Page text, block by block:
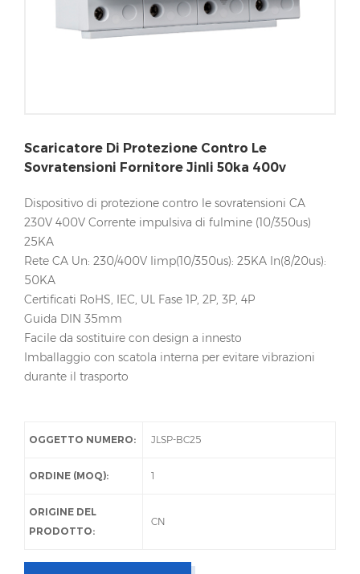
Scaricatore Di Protezione Contro Le
Sovratensioni Fornitore Jinli 50ka 400v
Dispositivo di protezione contro le sovratensioni CA
230V 400V Corrente impulsiva di fulmine (10/350us)
25KA
Rete CA Un: 230/400V Iimp(10/350us): 25KA In(8/20us):
50KA
Certificati RoHS, IEC, UL Fase 1P, 2P, 3P, 4P
Guida DIN 35mm
Facile da sostituire con design a innesto
Imballaggio con scatola interna per evitare vibrazioni
durante il trasporto
OGGETTO NUMERO: JLSP-BC25
ORDINE (MOQ): 1
ORIGINE DEL
PRODOTTO:
CN